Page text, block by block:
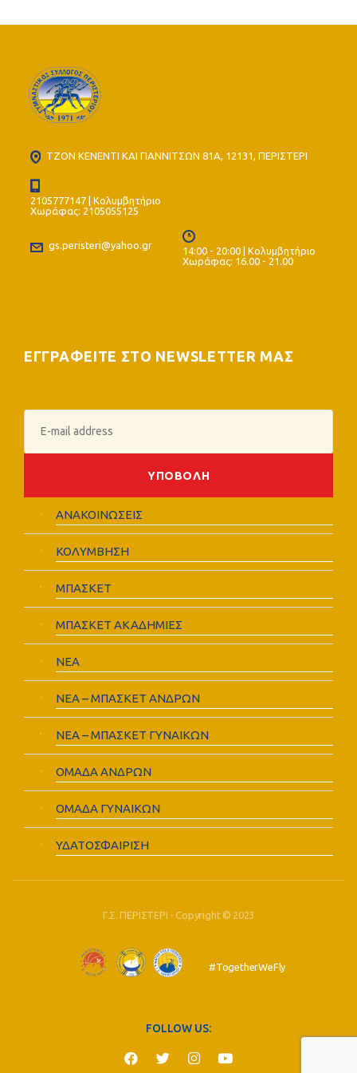
ΤΖΟΝ ΚΕΝΕΝΤΙ ΚΑΙ ΓΙΑΝΝΙΤΣΩΝ 81Α, 12131, ΠΕΡΙΣΤΕΡΙ
2105777147 | Κολυμβητήριο
Χωράφας: 2105055125
gs.peristeri@yahoo.gr
14:00 - 20:00 | Κολυμβητήριο
Χωράφας: 16.00 - 21.00
ΕΓΓΡΑΦΕΙΤΕ ΣΤΟ NEWSLETTER ΜΑΣ
ΑΝΑΚΟΙΝΩΣΕΙΣ
ΚΟΛΥΜΒΗΣΗ
ΜΠΑΣΚΕΤ
ΜΠΑΣΚΕΤ ΑΚΑΔΗΜΙΕΣ
ΝΕΑ
ΝΕΑ – ΜΠΑΣΚΕΤ ΑΝΔΡΩΝ
ΝΕΑ – ΜΠΑΣΚΕΤ ΓΥΝΑΙΚΩΝ
ΟΜΑΔΑ ΑΝΔΡΩΝ
ΟΜΑΔΑ ΓΥΝΑΙΚΩΝ
ΥΔΑΤΟΣΦΑΙΡΙΣΗ
Γ.Σ. ΠΕΡΙΣΤΕΡΙ - Copyright © 2023
#TogetherWeFly
FOLLOW US: